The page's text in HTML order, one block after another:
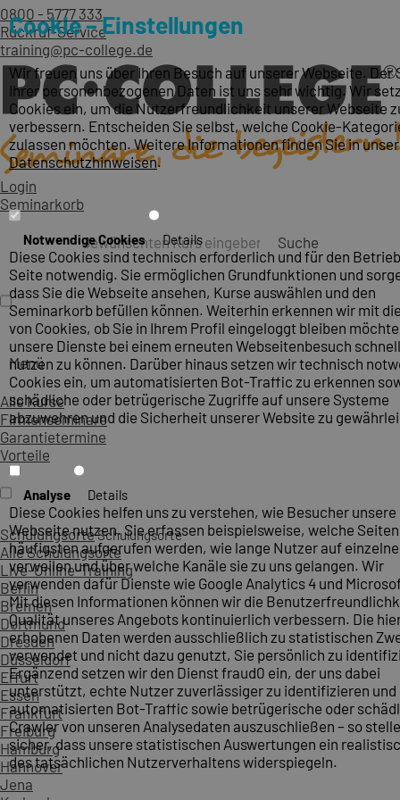
0800 - 5777 333
Rückruf-Service
training@pc-college.de
Login
Seminarkorb
Suche
Menü
Alle Kurse
Firmenseminare
Garantietermine
Vorteile
SchulungsorteSchulungsorte
Alle Schulungsorte
Live-Online-Training
Berlin
Bremen
Dortmund
Dresden
Düsseldorf
Erfurt
Essen
Frankfurt
Freiburg
Hamburg
Hannover
Jena
Cookie – Einstellungen
Wir freuen uns über Ihren Besuch auf unserer Webseite. Der
Ihrer personenbezogenen Daten ist uns sehr wichtig. Wir
Cookies ein, um die Nutzerfreundlichkeit unserer Webseite
verbessern. Entscheiden Sie selbst, welche Cookie-
zulassen möchten. Weitere Informationen finden Sie in
Datenschutzhinweisen.
Notwendige Cookies Details
Diese Cookies sind technisch erforderlich und für den
Seite notwendig. Sie ermöglichen Grundfunktionen und
dass Sie die Webseite ansehen, Kurse auswählen und den
Seminarkorb befüllen können. Weiterhin erkennen wir mit
von Cookies, ob Sie in Ihrem Profil eingeloggt bleiben
unsere Dienste bei einem erneuten Webseitenbesuch
nutzen zu können. Darüber hinaus setzen wir technisch
Cookies ein, um automatisierten Bot-Traffic zu erkennen
schädliche oder betrügerische Zugriffe auf unsere Systeme
abzuwehren und die Sicherheit unserer Website zu
Analyse Details
Diese Cookies helfen uns zu verstehen, wie Besucher unsere
Webseite nutzen. Sie erfassen beispielsweise, welche
häufigsten aufgerufen werden, wie lange Nutzer auf
verweilen und über welche Kanäle sie zu uns gelangen. Wir
verwenden dafür Dienste wie Google Analytics 4 und
Mit diesen Informationen können wir die
Qualität unseres Angebots kontinuierlich verbessern. Die
erhobenen Daten werden ausschließlich zu statistischen
verwendet und nicht dazu genutzt, Sie persönlich zu
Ergänzend setzen wir den Dienst fraud0 ein, der uns dabei
unterstützt, echte Nutzer zuverlässiger zu identifizieren und
automatisierten Bot-Traffic sowie betrügerische oder
Crawler von unseren Analysedaten auszuschließen – so
sicher, dass unsere statistischen Auswertungen ein
des tatsächlichen Nutzerverhaltens widerspiegeln.